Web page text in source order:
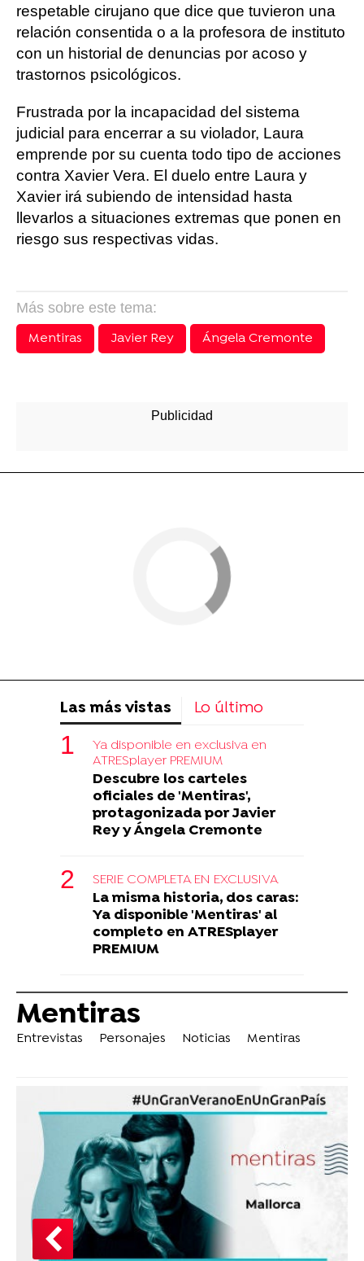
respetable cirujano que dice que tuvieron una
relación consentida o a la profesora de instituto
con un historial de denuncias por acoso y
trastornos psicológicos.
Frustrada por la incapacidad del sistema
judicial para encerrar a su violador, Laura
emprende por su cuenta todo tipo de acciones
contra Xavier Vera. El duelo entre Laura y
Xavier irá subiendo de intensidad hasta
llevarlos a situaciones extremas que ponen en
riesgo sus respectivas vidas.
Más sobre este tema:
Mentiras
Javier Rey Ángela Cremonte
Las más vistas Lo último
Ya disponible en exclusiva en
ATRESplayer PREMIUM
Descubre los carteles
oficiales de 'Mentiras',
protagonizada por Javier
Rey y Ángela Cremonte
SERIE COMPLETA EN EXCLUSIVA
La misma historia, dos caras:
Ya disponible 'Mentiras' al
completo en ATRESplayer
PREMIUM
Mentiras
Entrevistas Personajes Noticias Mentiras